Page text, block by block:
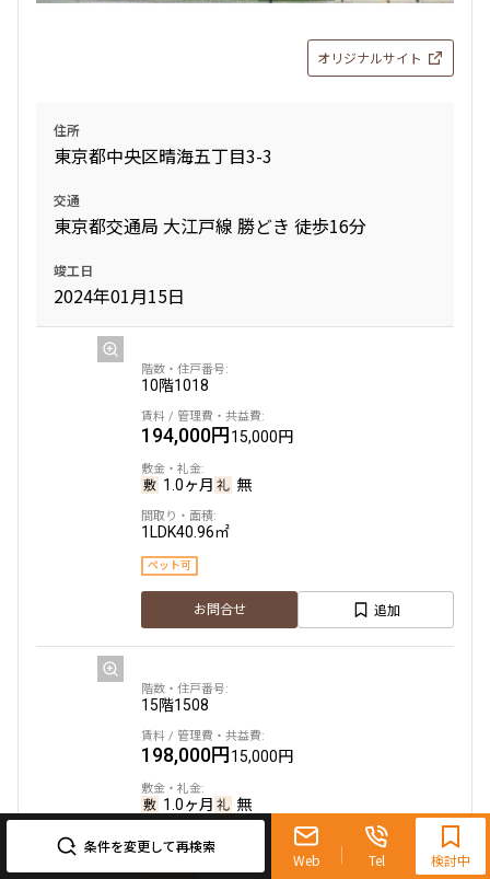
条件を変更して再検索
Web Tel
0120-321-719
9:30~18:00（水曜定休）
検討中
オリジナルサイト
住所
東京都中央区晴海五丁目3-3
交通
東京都交通局 大江戸線 勝どき 徒歩16分
竣工日
2024年01月15日
10階1018
194,000円15,000円
1.0ヶ月 無
1LDK40.96㎡
ペット可
お問合せ 追加
15階1508
198,000円15,000円
1.0ヶ月 無
1LDK41.33㎡